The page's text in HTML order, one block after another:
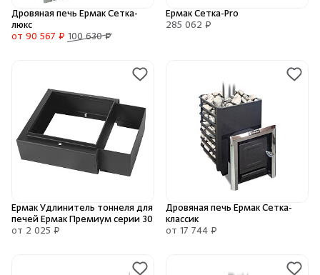
Дровяная печь Ермак Сетка-
люкс
от 90 567 ₽ 100 630 ₽
Ермак Сетка-Pro
285 062 ₽
Ермак Удлинитель тоннеля для
печей Ермак Премиум серии 30
от 2 025 ₽
Дровяная печь Ермак Сетка-
классик
от 17 744 ₽
Скрыть/
Нет аккаунта?Зарегистрироваться
Скрыть/
Уже есть аккаунт?Войти